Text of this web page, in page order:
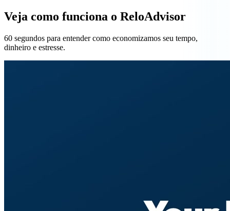
Veja como funciona o ReloAdvisor
60 segundos para entender como economizamos seu tempo,
dinheiro e estresse.